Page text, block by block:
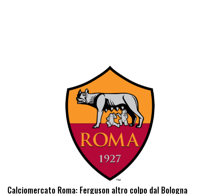
Calciomercato Roma: Ferguson altro colpo dal Bologna